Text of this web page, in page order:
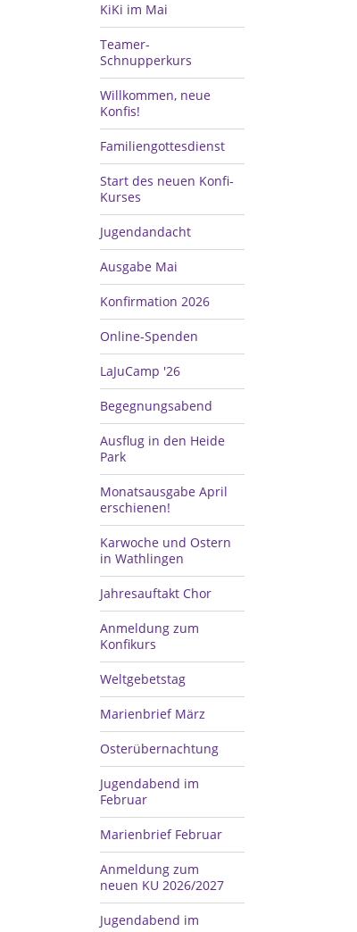
KiKi im Mai
Teamer-
Schnupperkurs
Willkommen, neue
Konfis!
Familiengottesdienst
Start des neuen Konfi-
Kurses
Jugendandacht
Ausgabe Mai
Konfirmation 2026
Online-Spenden
LaJuCamp '26
Begegnungsabend
Ausflug in den Heide
Park
Monatsausgabe April
erschienen!
Karwoche und Ostern
in Wathlingen
Jahresauftakt Chor
Anmeldung zum
Konfikurs
Weltgebetstag
Marienbrief März
Osterübernachtung
Jugendabend im
Februar
Marienbrief Februar
Anmeldung zum
neuen KU 2026/2027
Jugendabend im